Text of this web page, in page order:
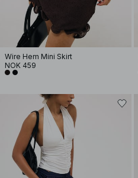
Wire Hem Mini Skirt
NOK 459